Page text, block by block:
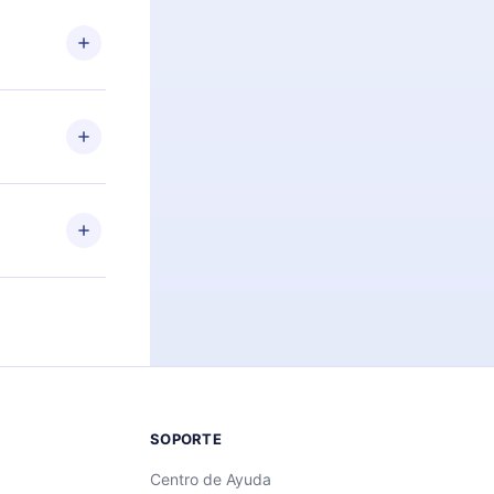
el
de
más de
leer o
iOS,
momento
SOPORTE
Centro de Ayuda